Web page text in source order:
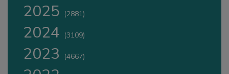
2025 (2881)
2024 (3109)
2023 (4667)